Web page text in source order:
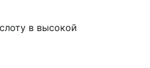
в высокой